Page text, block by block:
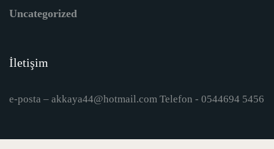
Uncategorized
İletişim
e-posta – akkaya44@hotmail.com Telefon - 0544694 5456